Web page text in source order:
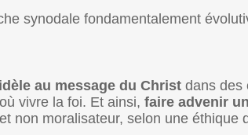
synodale fondamentalement
au message du Christ dans des
vivre la foi. Et ainsi, faire advenir
non moralisateur, selon une éthique